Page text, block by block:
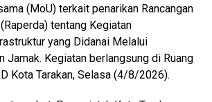
(MoU) terkait penarikan Rancangan
tentang Kegiatan
yang Didanai Melalui
Jamak. Kegiatan berlangsung di Ruang
Kota Tarakan, Selasa (4/8/2026).